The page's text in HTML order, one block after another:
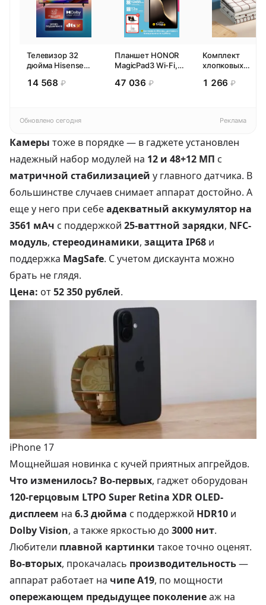
Телевизор 32
дюйма Hisense
Смарт ТВ HD
14 568 ₽
Планшет HONOR
MagicPad3 Wi-Fi,
Snapdragon 8,
47 036 ₽
Комплект
хлопковых
полотенец 4 шт,
1 266₽
Обновлено сегодня Реклама
Камеры тоже в порядке — в гаджете установлен
надежный набор модулей на 12 и 48+12 МП с
матричной стабилизацией у главного датчика. В
большинстве случаев снимает аппарат достойно. А
еще у него при себеадекватный аккумулятор на
3561 мАч с поддержкой 25-ваттной зарядки, NFC-
модуль, стереодинамики, защита IP68 и
поддержка MagSafe. С учетом дискаунта можно
брать не глядя.
Цена: от52 350 рублей.
iPhone 17
Мощнейшая новинка с кучей приятных апгрейдов.
Что изменилось? Во-первых, гаджет оборудован
120-герцовым LTPO Super Retina XDR OLED-
дисплеем на 6.3 дюйма с поддержкой HDR10 и
Dolby Vision, а также яркостью до 3000 нит.
Любители плавной картинки такое точно оценят.
Во-вторых, прокачалась производительность—
аппарат работает на чипе A19, по мощности
опережающем предыдущее поколениеаж на